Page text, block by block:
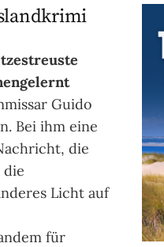
Guido
Bei ihm eine
die
die
Licht auf
für